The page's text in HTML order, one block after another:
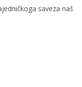
saveza naš